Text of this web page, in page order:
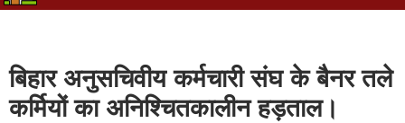
बिहार अनुसचिवीय कर्मचारी संघ के बैनर तले
कर्मियों का अनिश्चितकालीन हड़ताल।